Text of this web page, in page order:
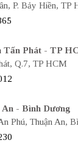
P. Bảy Hiền, TP
Tấn Phát - TP
Q.7, TP HCM
An - Bình Dương
Phú, Thuận An,